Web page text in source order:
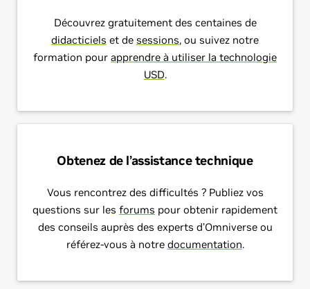
Découvrez gratuitement des centaines de
didacticiels et de sessions, ou suivez notre
formation pour apprendre à utiliser la technologie
USD.
Obtenez de l’assistance technique
Vous rencontrez des difficultés ? Publiez vos
questions sur les forums pour obtenir rapidement
des conseils auprès des experts d’Omniverse ou
référez-vous à notre documentation.